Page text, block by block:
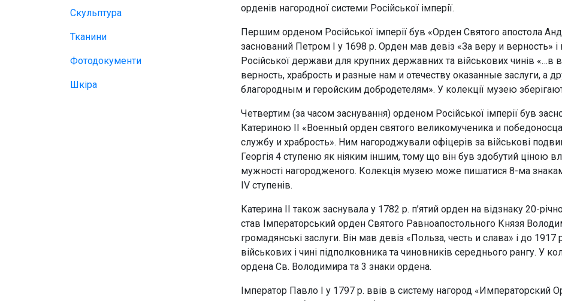
Скульптура
Тканини
Фотодокументи
Шкіра
орденів нагородної системи Російської імперії.
Першим орденом Російської імперії був «Орден Святого апостола
заснований Петром I у 1698 р. Орден мав девіз «За веру и верность»
Російської держави для крупних державних та військових чинів
верность, храбрость и разные нам и отечеству оказанные заслуги, а
благородным и геройским добродетелям». У колекції музею
Четвертим (за часом заснування) орденом Російської імперії був
Катериною II «Военный орден святого великомученика и победоносца
службу и храбрость». Ним нагороджували офіцерів за військові
Георгія 4 ступеню як ніяким іншим, тому що він був здобутий ціною
мужності нагородженого. Колекція музею може пишатися 8-ма
IV ступенів.
Катерина II також заснувала у 1782 р. п’ятий орден на відзнаку 20-
став Імператорський орден Святого Равноапостольного Князя
громадянські заслуги. Він мав девіз «Польза, честь и слава» і до
військових і чині підполковника та чиновників середнього рангу. У
ордена Св. Володимира та 3 знаки ордена.
Імператор Павло I у 1797 р. ввів в систему нагород «Императорский